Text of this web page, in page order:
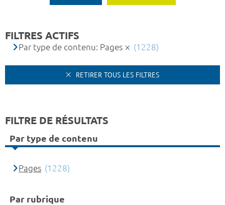
FILTRES ACTIFS
Par type de contenu: Pages (1228)
RETIRER TOUS LES FILTRES
FILTRE DE RÉSULTATS
Par type de contenu
Pages (1228)
Par rubrique